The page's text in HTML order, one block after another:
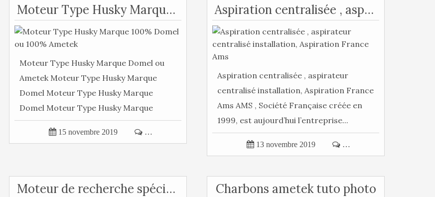
Moteur Type Husky Marque 100% Domel ou 100% Ametek
Moteur Type Husky Marque Domel ou
Ametek Moteur Type Husky Marque
Domel Moteur Type Husky Marque
Domel Moteur Type Husky Marque
Ametek Moteur...
 15 novembre 2019  …
Aspiration centralisée , aspirateur centralisé installation, Aspiration France Ams
Aspiration centralisée , aspirateur
centralisé installation, Aspiration France
Ams AMS , Société Française créée en
1999, est aujourd’hui l’entreprise...
 13 novembre 2019  …
Moteur de recherche spécial aspiration centralisée Charbons ametek tuto photo